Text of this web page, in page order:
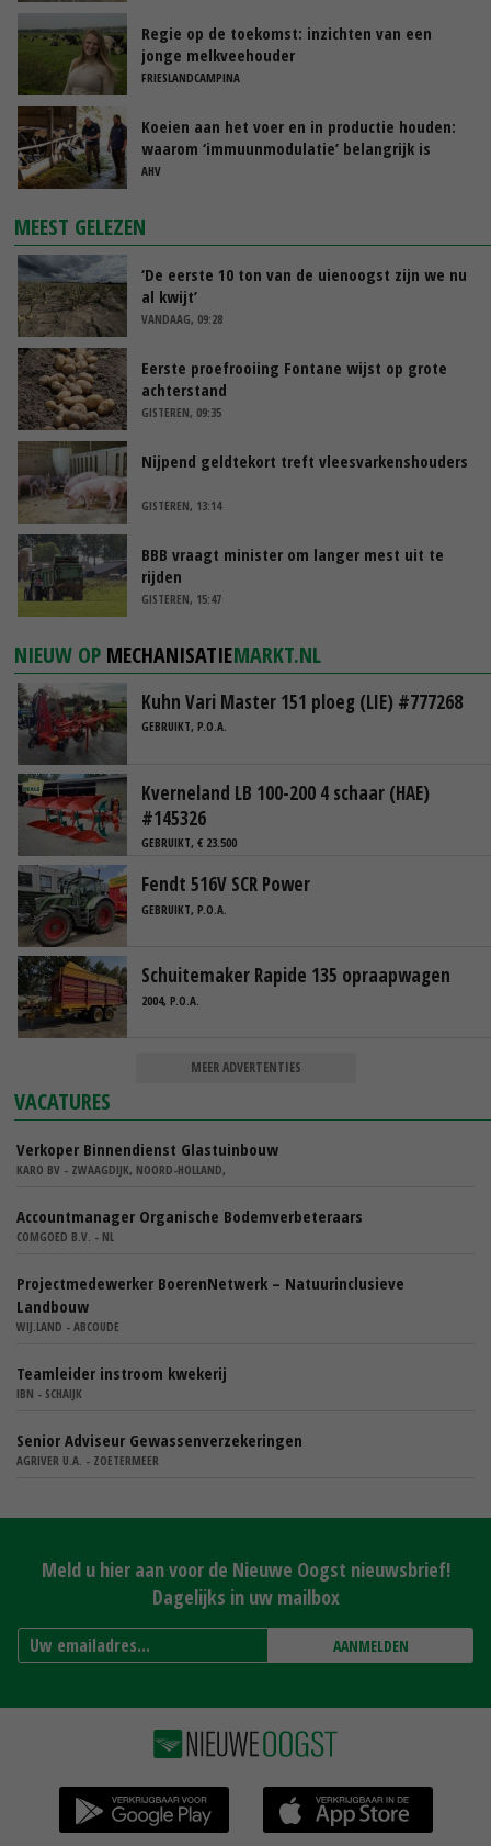
Regie op de toekomst: inzichten van een
jonge melkveehouder
FRIESLANDCAMPINA
Koeien aan het voer en in productie houden:
waarom ‘immuunmodulatie’ belangrijk is
tijdens de transitieperiode
AHV
MEEST GELEZEN
‘De eerste 10 ton van de uienoogst zijn we nu
al kwijt’
VANDAAG, 09:28
Eerste proefrooiing Fontane wijst op grote
achterstand
GISTEREN, 09:35
Nijpend geldtekort treft vleesvarkenshouders
GISTEREN, 13:14
BBB vraagt minister om langer mest uit te
rijden
GISTEREN, 15:47
NIEUW OP MECHANISATIEMARKT.NL
Kuhn Vari Master 151 ploeg (LIE) #777268
GEBRUIKT, P.O.A.
Kverneland LB 100-200 4 schaar (HAE)
#145326
GEBRUIKT, € 23.500
Fendt 516V SCR Power
GEBRUIKT, P.O.A.
Schuitemaker Rapide 135 opraapwagen
2004, P.O.A.
MEER ADVERTENTIES
VACATURES
Verkoper Binnendienst Glastuinbouw
KARO BV - ZWAAGDIJK, NOORD-HOLLAND,
Accountmanager Organische Bodemverbeteraars
COMGOED B.V. - NL
Projectmedewerker BoerenNetwerk – Natuurinclusieve
Landbouw
WIJ.LAND - ABCOUDE
Teamleider instroom kwekerij
IBN - SCHAIJK
Senior Adviseur Gewassenverzekeringen
AGRIVER U.A. - ZOETERMEER
Meld u hier aan voor de Nieuwe Oogst nieuwsbrief!
Dagelijks in uw mailbox
AANMELDEN